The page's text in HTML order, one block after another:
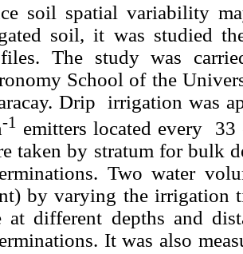
soil spatial variability
soil, it was studied
The study was
School of the
Drip irrigation was
-1 emitters located every 33
taken by stratum for bulk
Two water
by varying the irrigation
at different depths and
It was also